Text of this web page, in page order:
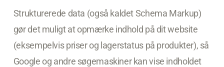
Strukturerede data (også kaldet Schema Markup)
gør det muligt at opmærke indhold på dit website
(eksempelvis priser og lagerstatus på produkter), så
Google og andre søgemaskiner kan vise indholdet